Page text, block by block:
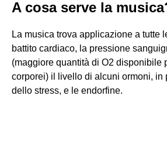
A cosa serve la
La musica trova applicazione a tutte
battito cardiaco, la pressione
(maggiore quantità di O2 disponibile
corporei) il livello di alcuni ormoni, in
dello stress, e le endorfine.